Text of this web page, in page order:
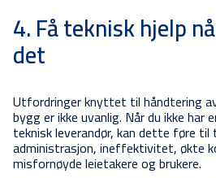
4. Få teknisk hjelp
det
Utfordringer knyttet til håndtering
bygg er ikke uvanlig. Når du ikke har
teknisk leverandør, kan dette føre til
administrasjon, ineffektivitet, økte
misfornøyde leietakere og brukere.